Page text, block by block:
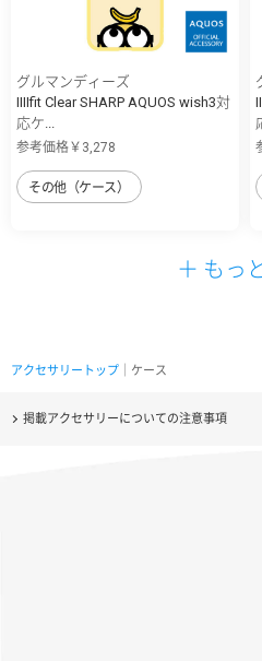
グルマンディーズ
IIIIfit Clear SHARP AQUOS wish3対
応ケ...
参考価格￥3,278
その他（ケース）
＋ もっ
アクセサリートップ ｜ケース
掲載アクセサリーについての注意事項